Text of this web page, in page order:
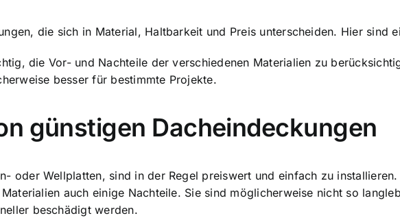
die sich in Material, Haltbarkeit und Preis unterscheiden. Hier sind
die Vor- und Nachteile der verschiedenen Materialien zu
besser für bestimmte Projekte.
günstigen Dacheindeckungen
oder Wellplatten, sind in der Regel preiswert und einfach zu
auch einige Nachteile. Sie sind möglicherweise nicht so
beschädigt werden.